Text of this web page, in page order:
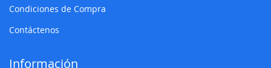
Condiciones de Compra
Contáctenos
Información